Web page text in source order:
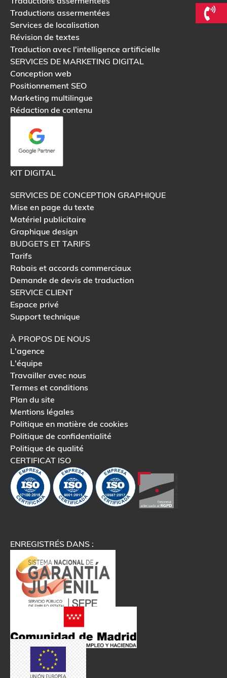
Traductions assermentées
Services de localisation
Révision de textes
Traduction avec l'intelligence artificielle
SERVICES DE MARKETING DIGITAL
Conception web
Positionnement SEO
Marketing multilingue
Rédaction de contenu
KIT DIGITAL
SERVICES DE CONCEPTION GRAPHIQUE
Mise en page du texte
Matériel publicitaire
Graphique design
BUDGETS ET TARIFS
Tarifs
Rabais et accords commerciaux
Demande de devis de traduction
SERVICE CLIENT
Espace privé
Support technique
À PROPOS DE NOUS
L'agence
L'équipe
Travailler avec nous
Termes et conditions
Plan du site
Mentions légales
Politique en matière de cookies
Politique de confidentialité
Politique de qualité
CERTIFICAT ISO
ENREGISTRÉS DANS :